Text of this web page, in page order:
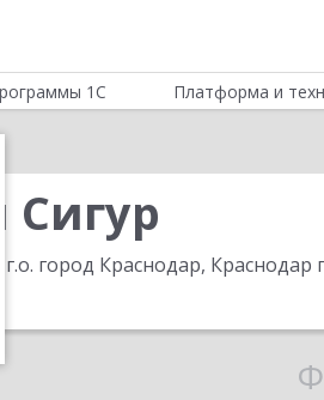
1С Платформа и
Сигур
г.о. город Краснодар,